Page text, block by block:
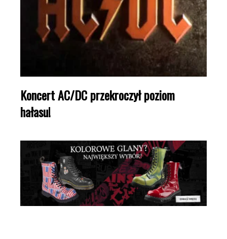
Koncert AC/DC przekroczył poziom
hałasu!